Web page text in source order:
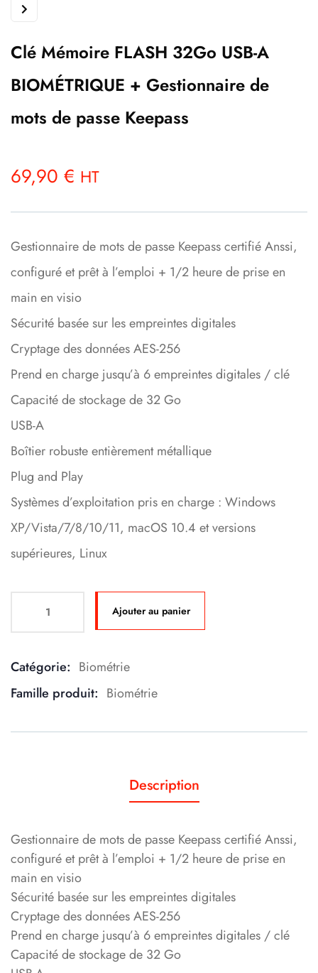
Clé Mémoire FLASH 32Go USB-A
BIOMÉTRIQUE + Gestionnaire de
mots de passe Keepass
69,90 € HT
Gestionnaire de mots de passe Keepass certifié Anssi,
configuré et prêt à l’emploi + 1/2 heure de prise en
main en visio
Sécurité basée sur les empreintes digitales
Cryptage des données AES-256
Prend en charge jusqu’à 6 empreintes digitales / clé
Capacité de stockage de 32 Go
USB-A
Boîtier robuste entièrement métallique
Plug and Play
Systèmes d’exploitation pris en charge : Windows
XP/Vista/7/8/10/11, macOS 10.4 et versions
supérieures, Linux
Ajouter au panier
Catégorie: Biométrie
Famille produit: Biométrie
Description
Gestionnaire de mots de passe Keepass certifié Anssi,
configuré et prêt à l’emploi + 1/2 heure de prise en
main en visio
Sécurité basée sur les empreintes digitales
Cryptage des données AES-256
Prend en charge jusqu’à 6 empreintes digitales / clé
Capacité de stockage de 32 Go